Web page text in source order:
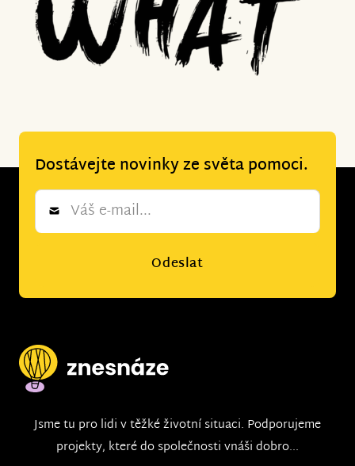
Dostávejte novinky ze světa pomoci.
Newsletter
Odeslat
Jsme tu pro lidi v těžké životní situaci. Podporujeme
projekty, které do společnosti vnáši dobro...